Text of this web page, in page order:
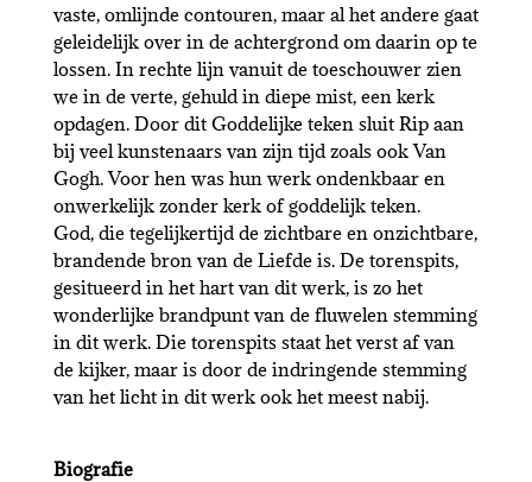
vaste, omlijnde contouren, maar al het andere gaat
geleidelijk over in de achtergrond om daarin op te
lossen. In rechte lijn vanuit de toeschouwer zien
we in de verte, gehuld in diepe mist, een kerk
opdagen. Door dit Goddelijke teken sluit Rip aan
bij veel kunstenaars van zijn tijd zoals ook Van
Gogh. Voor hen was hun werk ondenkbaar en
onwerkelijk zonder kerk of goddelijk teken.
God, die tegelijkertijd de zichtbare en onzichtbare,
brandende bron van de Liefde is. De torenspits,
gesitueerd in het hart van dit werk, is zo het
wonderlijke brandpunt van de fluwelen stemming
in dit werk. Die torenspits staat het verst af van
de kijker, maar is door de indringende stemming
van het licht in dit werk ook het meest nabij.
Biografie